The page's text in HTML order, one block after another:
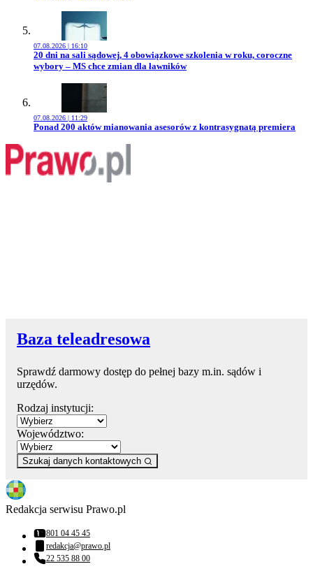
07.08.2026 | 16:10
Przejdź do artykułu:
20 dni na sali sądowej, 4 obowiązkowe szkolenia w roku, coroczne
wybory – MS chce zmian dla ławników
07.08.2026 | 11:29
Przejdź do artykułu:
Ponad 200 aktów mianowania asesorów z kontrasygnatą premiera
Baza teleadresowa
Sprawdź darmowy dostęp do pełnej bazy m.in. sądów i
urzędów.
Rodzaj instytucji:
Województwo:
Szukaj danych kontaktowych
Redakcja serwisu Prawo.pl
Numer telefonu:
801 04 45 45
Adres email:
redakcja@prawo.pl
Numer telefonu:
22 535 88 00